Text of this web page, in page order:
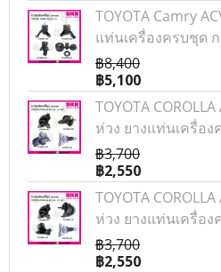
TOYOTA Camry
แท่นเครื่องครบชุด
฿8,400
฿5,100
TOYOTA
ห่วง ยางแท่นเครื่อง
฿3,700
฿2,550
TOYOTA
ห่วง ยางแท่นเครื่อง
฿3,700
฿2,550